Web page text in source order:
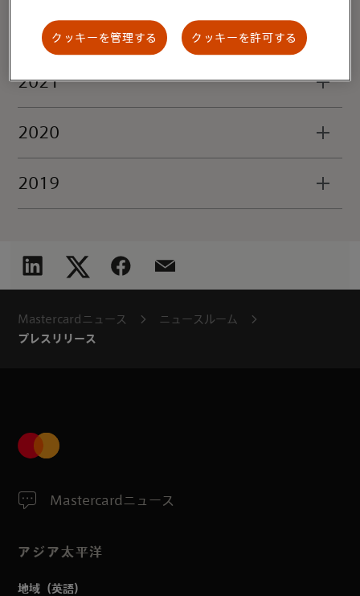
2022
2021
2020
2019
Mastercardニュース
ニュースルーム
プレスリリース
Mastercardニュース
アジア太平洋
地域（英語）
クッキーを許可する
クッキーを管理する